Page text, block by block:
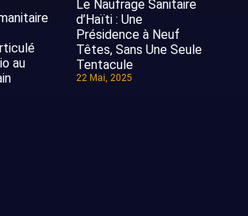
au
Le Naufrage Sanitaire
d’Haïti : Une
Présidence à Neuf
Têtes, Sans Une Seule
Tentacule
22 Mai, 2025